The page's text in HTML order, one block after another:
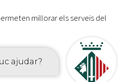
de dades
millorar els serveis del
publicitària